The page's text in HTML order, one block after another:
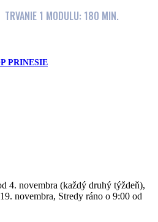
1 MODULU: 180 MIN.
PRINESIE
4. novembra (každý druhý týždeň),
novembra, Stredy ráno o 9:00 od